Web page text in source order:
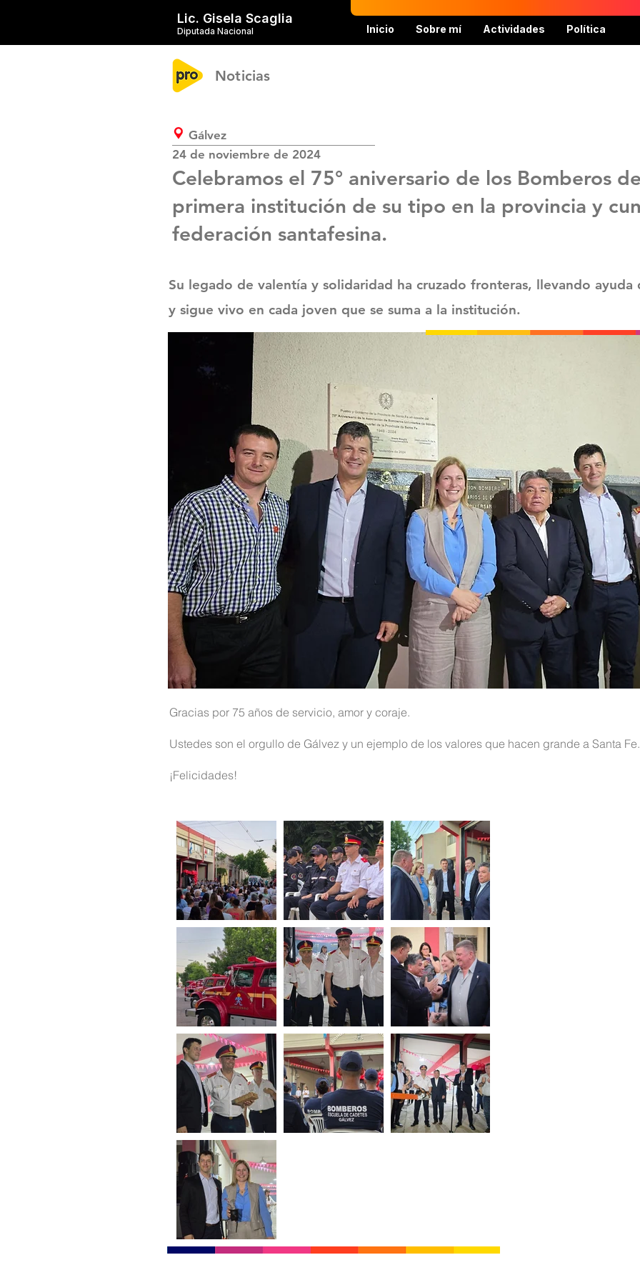
Diputada Nacional
Lic. Gisela Scaglia
Inicio Sobre mí Actividades Política
Noticias
Gálvez
24 de noviembre de 2024
Celebramos el 75° aniversario de los Bomberos
primera institución de su tipo en la provincia y
federación santafesina.
Su legado de valentía y solidaridad ha cruzado fronteras, llevando ayuda
y sigue vivo en cada joven que se suma a la institución.
Gracias por 75 años de servicio, amor y coraje.
Ustedes son el orgullo de Gálvez y un ejemplo de los valores que hacen grande a Santa
¡Felicidades!